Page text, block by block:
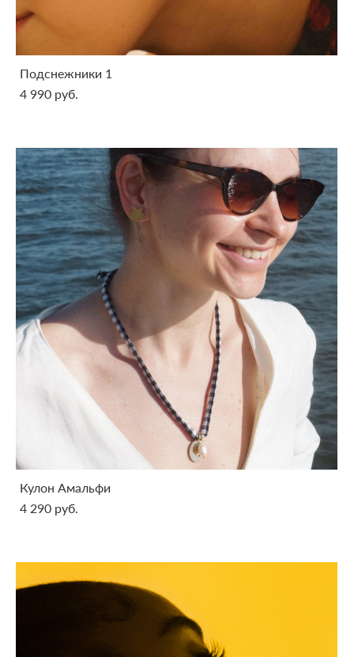
Подснежники 1
4 990 pуб.
Кулон Амальфи
4 290 pуб.